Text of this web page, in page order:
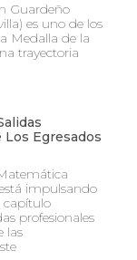
Guardeño
es uno de los
Medalla de la
trayectoria
Egresados
impulsando
capítulo
profesionales
las